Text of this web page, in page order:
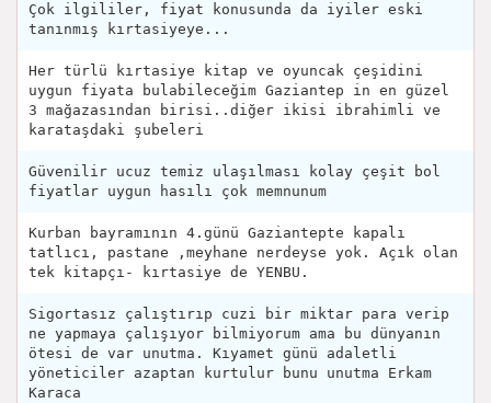
Çok ilgililer, fiyat konusunda da iyiler eski
tanınmış kırtasiyeye...
Her türlü kırtasiye kitap ve oyuncak çeşidini
uygun fiyata bulabileceğim Gaziantep in en güzel
3 mağazasından birisi..diğer ikisi ibrahimli ve
karataşdaki şubeleri
Güvenilir ucuz temiz ulaşılması kolay çeşit bol
fiyatlar uygun hasılı çok memnunum
Kurban bayramının 4.günü Gaziantepte kapalı
tatlıcı, pastane ,meyhane nerdeyse yok. Açık olan
tek kitapçı- kırtasiye de YENBU.
Sigortasız çalıştırıp cuzi bir miktar para verip
ne yapmaya çalışıyor bilmiyorum ama bu dünyanın
ötesi de var unutma. Kıyamet günü adaletli
yöneticiler azaptan kurtulur bunu unutma Erkam
Karaca